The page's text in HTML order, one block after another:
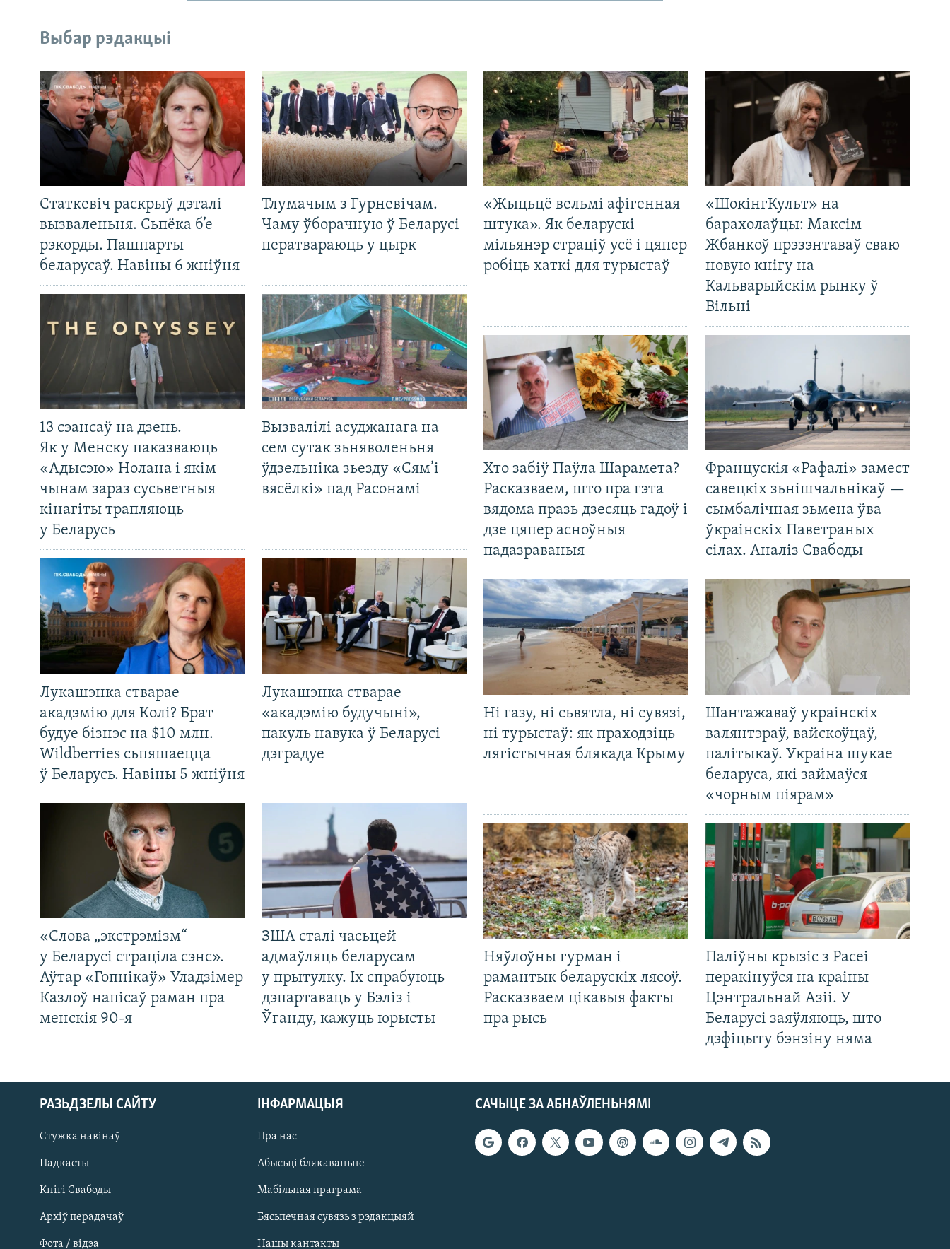
Выбар рэдакцыі
Статкевіч раскрыў дэталі
вызваленьня. Сьпёка б’е
рэкорды. Пашпарты
беларусаў. Навіны 6 жніўня
Тлумачым з Гурневічам.
Чаму ўборачную ў Беларусі
ператвараюць у цырк
13 сэансаў на дзень.
Як у Менску паказваюць
«Адысэю» Нолана і якім
чынам зараз сусьветныя
кінагіты трапляюць
у Беларусь
Вызвалілі асуджанага на
сем сутак зьняволеньня
ўдзельніка зьезду «Сям’і
вясёлкі» пад Расонамі
Лукашэнка стварае
акадэмію для Колі? Брат
будуе бізнэс на $10 млн.
Wildberries сьпяшаецца
ў Беларусь. Навіны 5 жніўня
Лукашэнка стварае
«акадэмію будучыні»,
пакуль навука ў Беларусі
дэградуе
«Слова „экстрэмізм“
у Беларусі страціла сэнс».
Аўтар «Гопнікаў» Уладзімер
Казлоў напісаў раман пра
менскія 90-я
ЗША сталі часьцей
адмаўляць беларусам
у прытулку. Іх спрабуюць
дэпартаваць у Бэліз і
Ўганду, кажуць юрысты
«Жыцьцё вельмі афігенная
штука». Як беларускі
мільянэр страціў усё і цяпер
робіць хаткі для турыстаў
«ШокінгКульт» на
барахолаўцы: Максім
Жбанкоў прэзэнтаваў сваю
новую кнігу на
Кальварыйскім рынку ў
Вільні
Хто забіў Паўла Шарамета?
Расказваем, што пра гэта
вядома празь дзесяць гадоў і
дзе цяпер асноўныя
падазраваныя
Францускія «Рафалі» замест
савецкіх зьнішчальнікаў —
сымбалічная зьмена ўва
ўкраінскіх Паветраных
сілах. Аналіз Свабоды
Ні газу, ні сьвятла, ні сувязі,
ні турыстаў: як праходзіць
лягістычная блякада Крыму
Шантажаваў украінскіх
валянтэраў, вайскоўцаў,
палітыкаў. Украіна шукае
беларуса, які займаўся
«чорным піярам»
Няўлоўны гурман і
рамантык беларускіх лясоў.
Расказваем цікавыя факты
пра рысь
Паліўны крызіс з Расеі
перакінуўся на краіны
Цэнтральнай Азіі. У
Беларусі заяўляюць, што
дэфіцыту бэнзіну няма
САЧЫЦЕ ЗА АБНАЎЛЕНЬНЯМІ
РАЗЬДЗЕЛЫ САЙТУ
Стужка навінаў
Падкасты
Кнігі Свабоды
Архіў перадачаў
Фота / відэа
ІНФАРМАЦЫЯ
Пра нас
Абысьці блякаваньне
Мабільная праграма
Бясьпечная сувязь з рэдакцыяй
Нашы кантакты